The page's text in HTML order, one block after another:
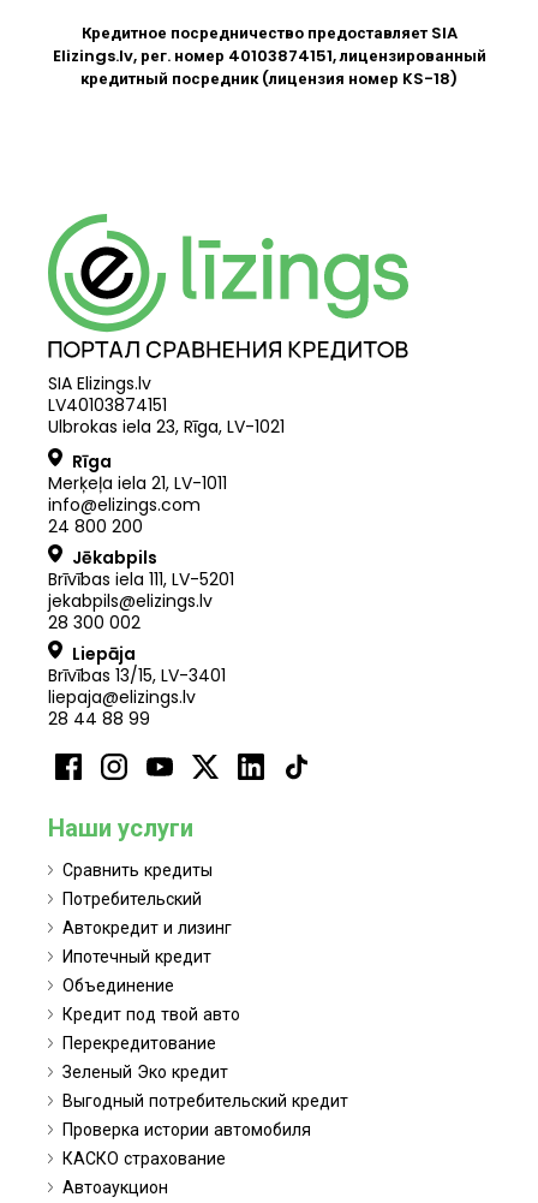
Кредитное посредничество предоставляет SIA
Elizings.lv, рег. номер 40103874151, лицензированный
кредитный посредник (лицензия номер KS-18)
SIA Elizings.lv
LV40103874151
Ulbrokas iela 23, Rīga, LV-1021
Rīga
Merķeļa iela 21, LV-1011
info@elizings.com
24 800 200
Jēkabpils
Brīvības iela 111, LV-5201
jekabpils@elizings.lv
28 300 002
Liepāja
Brīvības 13/15, LV-3401
liepaja@elizings.lv
28 44 88 99
Наши услуги
Сравнить кредиты
Потребительский
Автокредит и лизинг
Ипотечный кредит
Объединение
Кредит под твой авто
Перекредитование
Зеленый Эко кредит
Выгодный потребительский кредит
Проверка истории автомобиля
КАСКО страхование
Автоаукцион